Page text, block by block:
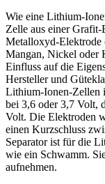
Wie eine Lithium-
Zelle aus einer
Metalloxyd-
Mangan, Nickel oder
Einfluss auf die
Hersteller und
Lithium-Ionen-Zellen
bei 3,6 oder 3,7 Volt,
Volt. Die Elektroden
einen Kurzschluss
Separator ist für die
wie ein Schwamm.
aufnehmen.